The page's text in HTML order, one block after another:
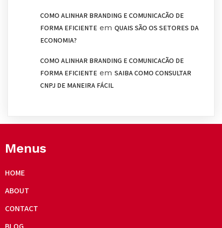
COMO ALINHAR BRANDING E COMUNICAÇÃO DE
FORMA EFICIENTE em QUAIS SÃO OS SETORES DA
ECONOMIA?
COMO ALINHAR BRANDING E COMUNICAÇÃO DE
FORMA EFICIENTE em SAIBA COMO CONSULTAR
CNPJ DE MANEIRA FÁCIL
Menus
HOME
ABOUT
CONTACT